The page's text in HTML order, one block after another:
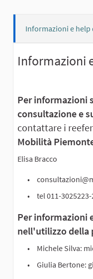
Informazioni e help
Informazioni
Per informazioni
consultazione e
contattare i
Mobilità
Elisa Bracco
tel 011-3025223-
Per informazioni
nell'utilizzo della
Michele Silva:
Giulia Bertone: